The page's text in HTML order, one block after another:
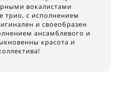
вокалистами
трио, с исполнением
и своеобразен
ансамблевого и
красота и